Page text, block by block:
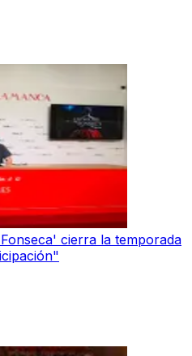
cierra la temporada